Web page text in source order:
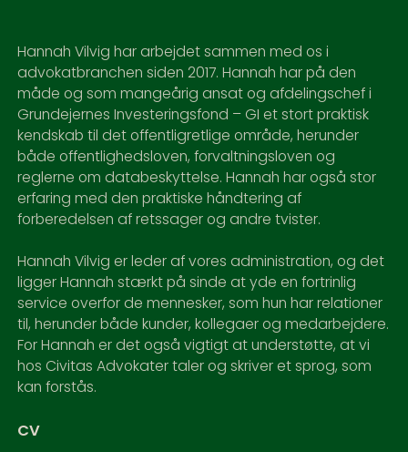
Hannah Vilvig har arbejdet sammen med os i
advokatbranchen siden 2017. Hannah har på den
måde og som mangeårig ansat og afdelingschef i
Grundejernes Investeringsfond – GI et stort praktisk
kendskab til det offentligretlige område, herunder
både offentlighedsloven, forvaltningsloven og
reglerne om databeskyttelse. Hannah har også stor
erfaring med den praktiske håndtering af
forberedelsen af retssager og andre tvister.
Hannah Vilvig er leder af vores administration, og det
ligger Hannah stærkt på sinde at yde en fortrinlig
service overfor de mennesker, som hun har relationer
til, herunder både kunder, kollegaer og medarbejdere.
For Hannah er det også vigtigt at understøtte, at vi
hos Civitas Advokater taler og skriver et sprog, som
kan forstås.
CV